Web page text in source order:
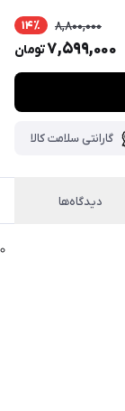
8,800,000 14٪
7,599,000تومان
گارانتی سلامت کالا
دیدگاه‌ها